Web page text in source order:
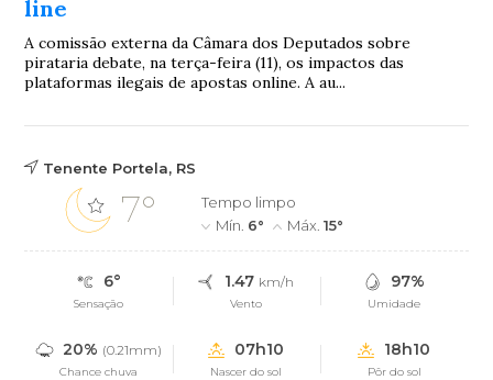
line
A comissão externa da Câmara dos Deputados sobre
pirataria debate, na terça-feira (11), os impactos das
plataformas ilegais de apostas online. A au...
Tenente Portela, RS
7°
Tempo limpo
Mín. 6° Máx.15°
6°
Sensação
1.47 km/h
Vento
97%
Umidade
20% (0.21mm)
Chance chuva
07h10
Nascer do sol
18h10
Pôr do sol